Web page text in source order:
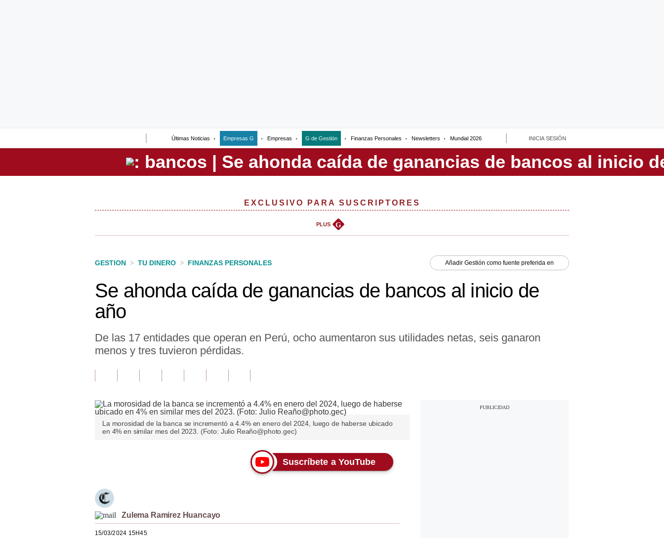
Últimas Noticias Empresas G Empresas G de Gestión Finanzas Personales Newsletters Mundial 2026 INICIA SESIÓN
Perú
EXCLUSIVO PARA SUSCRIPTORES
PLUS G
GESTION > TU DINERO > FINANZAS PERSONALES Añadir Gestión como fuente preferida en
Se ahonda caída de ganancias de bancos al inicio de
año
De las 17 entidades que operan en Perú, ocho aumentaron sus utilidades netas, seis ganaron
menos y tres tuvieron pérdidas.
La morosidad de la banca se incrementó a 4.4% en enero del 2024, luego de haberse ubicado
en 4% en similar mes del 2023. (Foto: Julio Reaño@photo.gec)
Suscríbete a YouTube
Zulema Ramirez Huancayo
15/03/2024 15H45